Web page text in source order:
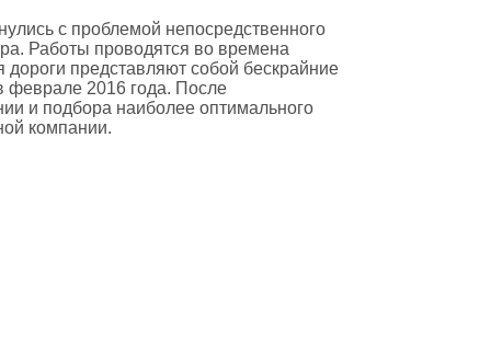
с проблемой непосредственного
Работы проводятся во времена
дороги представляют собой бескрайние
феврале 2016 года. После
и подбора наиболее оптимального
компании.